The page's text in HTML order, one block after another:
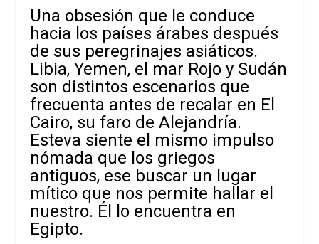
Una obsesión que le conduce
hacia los países árabes después
de sus peregrinajes asiáticos.
Libia, Yemen, el mar Rojo y Sudán
son distintos escenarios que
frecuenta antes de recalar en El
Cairo, su faro de Alejandría.
Esteva siente el mismo impulso
nómada que los griegos
antiguos, ese buscar un lugar
mítico que nos permite hallar el
nuestro. Él lo encuentra en
Egipto.